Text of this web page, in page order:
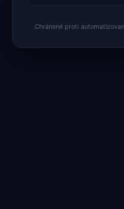
Chránené proti